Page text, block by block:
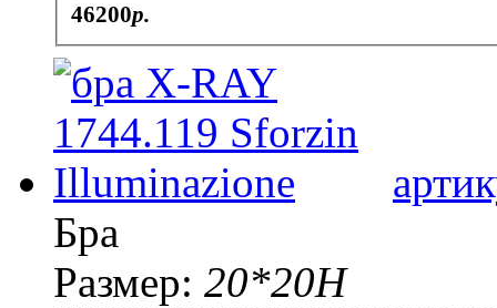
46200p.
Бра
Размер: 20*20H